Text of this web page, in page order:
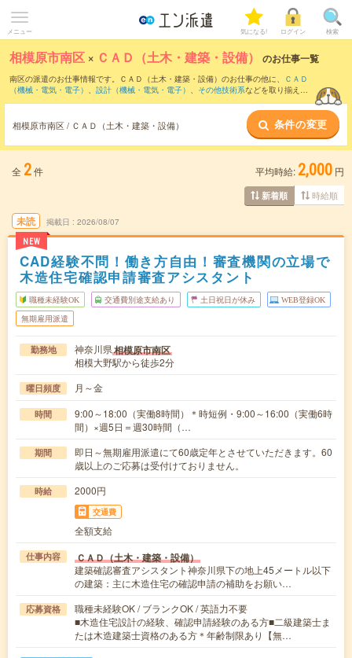
メニュー 気になる! ログイン 検索
相模原市南区 × ＣＡＤ（土木・建築・設備） のお仕事一覧
南区の派遣のお仕事情報です。ＣＡＤ（土木・建築・設備）のお仕事の他に、
ＣＡＤ
（機械・電気・電子） 、 設計（機械・電気・電子） 、 その他技術系などを取り揃えて
ＣＡＤ（土木・建築・設備）のお仕事とは？とは？
相模原市南区 / ＣＡＤ（土木・建築・設備） 条件の変更
全 2件 平均時給: 2,000 円
新着順 時給順
未読
NEW
掲載日 2026/08/07
CAD経験不問！働き方自由！審査機関の立場で
木造住宅確認申請審査アシスタント
職種未経験OK 交通費別途支給あり 土日祝日が休み WEB登録OK
無期雇用派遣
勤務地 神奈川県相模原市南区
相模大野駅から徒歩2分
曜日頻度 月～金
時間
9:00～18:00（実働8時間）＊時短例・9:00～16:00（実働6時
間）×週5日＝週30時間（…
期間
即日～無期雇用派遣にて60歳定年とさせていただきます。60
歳以上のご応募は受付けておりません。
時給 2000円
交通費
全額支給
仕事内容 ＣＡＤ（土木・建築・設備）
建築確認審査アシスタント神奈川県下の地上45メートル以下
の建築：主に木造住宅の確認申請の補助をお願い…
応募資格
職種未経験OK / ブランクOK / 英語力不要
■木造住宅設計の経験、確認申請経験のある方■二級建築士ま
たは木造建築士資格のある方＊年齢制限あり【無…